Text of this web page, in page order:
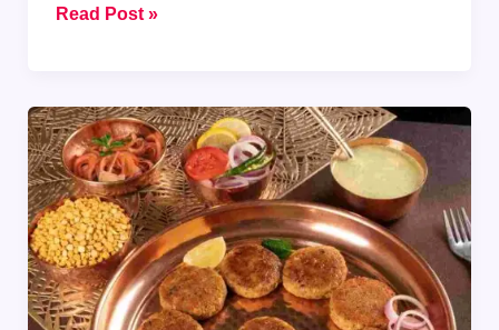
Muharram
वाले
7
पारंपरिक
व्यंजन
जिनका
स्वाद
दिल
जीत
Read Post »